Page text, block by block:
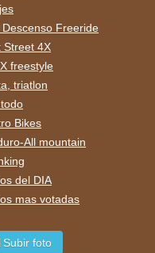
Descenso Freeride
Street 4X
freestyle
triatlon
Bikes
All mountain
del DIA
mas votadas
Subir foto